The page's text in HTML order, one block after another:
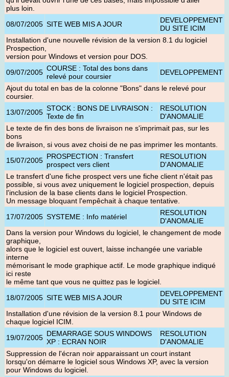
plus loin.
08/07/2005 SITE WEB MIS A JOUR
DEVELOPPEMENT
DU SITE ICIM
Installation d'une nouvelle révision de la version 8.1 du logiciel
Prospection,
version pour Windows et version pour DOS.
09/07/2005 COURSE : Total des bons dans
relevé pour coursier
DEVELOPPEMENT
Ajout du total en bas de la colonne "Bons" dans le relevé pour
coursier.
13/07/2005 STOCK : BONS DE LIVRAISON :
Texte de fin
RESOLUTION
D'ANOMALIE
Le texte de fin des bons de livraison ne s'imprimait pas, sur les
bons
de livraison, si vous avez choisi de ne pas imprimer les montants.
15/07/2005 PROSPECTION : Transfert
prospect vers client
RESOLUTION
D'ANOMALIE
Le transfert d'une fiche prospect vers une fiche client n'était pas
possible, si vous avez uniquement le logiciel prospection, depuis
l'inclusion de la base clients dans le logiciel Prospection.
Un message bloquant l'empêchait à chaque tentative.
17/07/2005 SYSTEME : Info matériel
RESOLUTION
D'ANOMALIE
Dans la version pour Windows du logiciel, le changement de mode
graphique,
alors que le logiciel est ouvert, laisse inchangée une variable
interne
mémorisant le mode graphique actif. Le mode graphique indiqué
ici reste
le même tant que vous ne quittez pas le logiciel.
18/07/2005 SITE WEB MIS A JOUR
DEVELOPPEMENT
DU SITE ICIM
Installation d'une révision de la version 8.1 pour Windows de
chaque logiciel ICIM.
19/07/2005 DEMARRAGE SOUS WINDOWS
XP : ECRAN NOIR
RESOLUTION
D'ANOMALIE
Suppression de l'écran noir apparaissant un court instant
lorsqu'on démarre le logiciel sous Windows XP, avec la version
pour Windows du logiciel.